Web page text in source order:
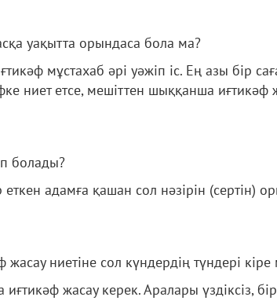
уақытта орындаса бола ма?
мұстахаб әрі уәжіп іс. Ең азы бір
ниет етсе, мешіттен шыққанша
болады?
еткен адамға қашан сол нәзірін (сертін)
жасау ниетіне сол күндердің түндері кіре
жасау керек. Аралары үздіксіз,